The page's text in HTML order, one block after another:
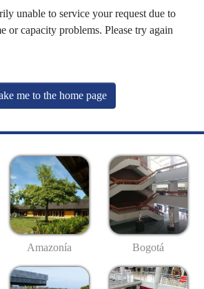
unable to service your request due to
or capacity problems. Please try again
me to the home page
Amazonía Bogotá